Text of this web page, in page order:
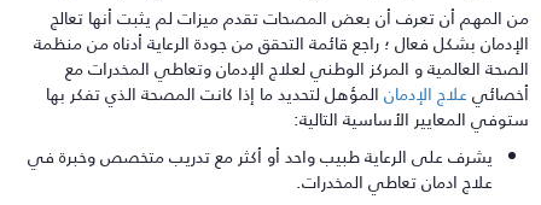
المهم أن تعرف أن بعض المصحات تقدم ميزات لم يثبت أنها تعالج
بشكل فعال ؛ راجع قائمة التحقق من جودة الرعاية أدناه من منظمة
العالمية و المركز الوطني لعلاج الإدمان وتعاطي المخدرات مع
علاج الإدمانالمؤهل لتحديد ما إذا كانت المصحة الذي تفكر بها
المعايير الأساسية التالية:
يشرف على الرعاية طبيب واحد أو أكثر مع تدريب متخصص وخبرة في
علاج ادمان تعاطي المخدرات.